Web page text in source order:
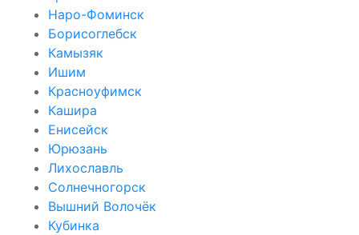
Наро-Фоминск
Борисоглебск
Камызяк
Ишим
Красноуфимск
Кашира
Енисейск
Юрюзань
Лихославль
Солнечногорск
Вышний Волочёк
Кубинка